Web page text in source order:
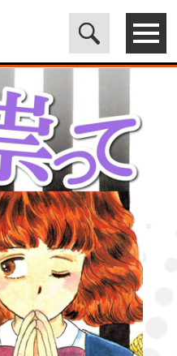
公式サイト - 株式会社ICE>